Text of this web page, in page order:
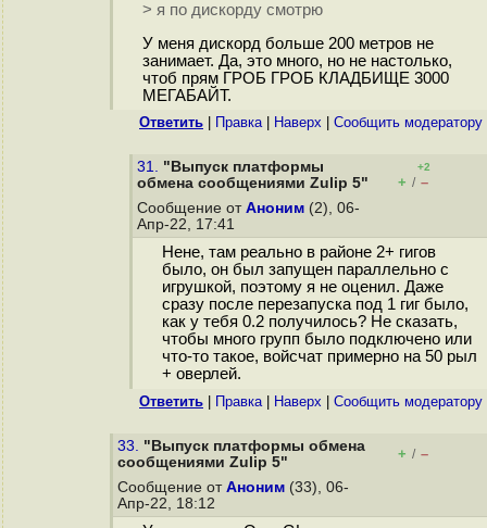
> я по дискорду смотрю
У меня дискорд больше 200 метров не
занимает. Да, это много, но не настолько,
чтоб прям ГРОБ ГРОБ КЛАДБИЩЕ 3000
МЕГАБАЙТ.
Ответить Правка| Наверх Cообщить модератору
31. "Выпуск платформы
обмена сообщениями Zulip 5"
+2
+ / –
Сообщение от Аноним (2), 06-
Апр-22, 17:41
Нене, там реально в районе 2+ гигов
было, он был запущен параллельно с
игрушкой, поэтому я не оценил. Даже
сразу после перезапуска под 1 гиг было,
как у тебя 0.2 получилось? Не сказать,
чтобы много групп было подключено или
что-то такое, войсчат примерно на 50 рыл
+ оверлей.
Ответить Правка| Наверх Cообщить модератору
33. "Выпуск платформы обмена
сообщениями Zulip 5"
+ / –
Сообщение от Аноним (33), 06-
Апр-22, 18:12